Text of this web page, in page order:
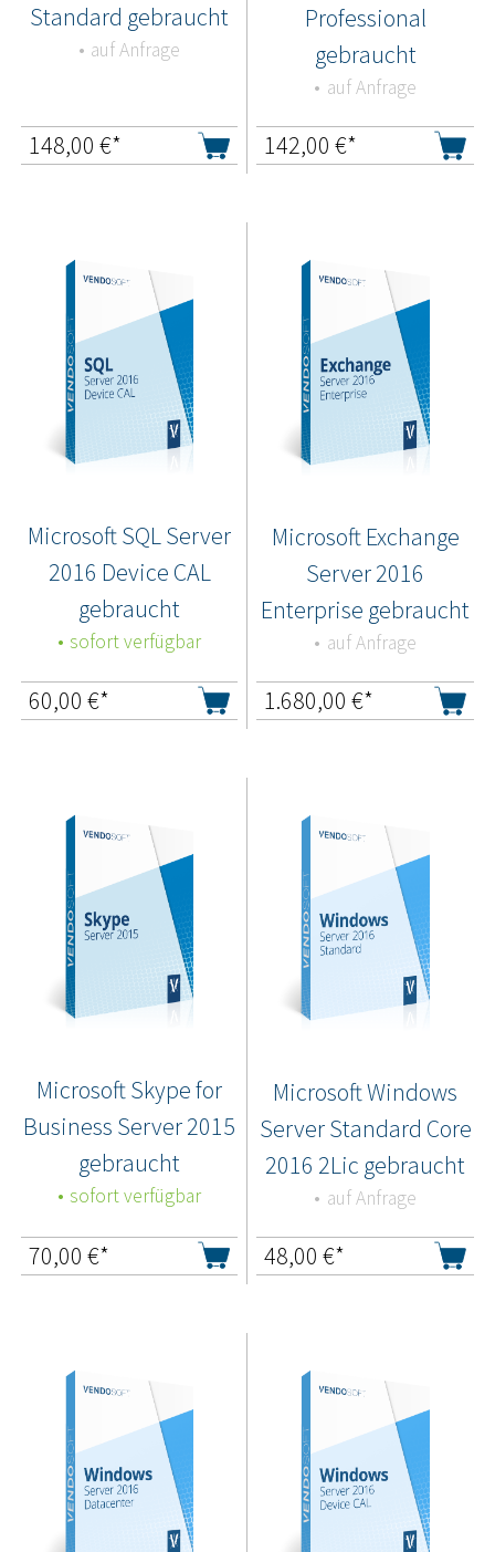
Standard gebraucht
auf Anfrage
148,00 €*
Professional
gebraucht
auf Anfrage
142,00 €*
Microsoft SQL Server
2016 Device CAL
gebraucht
sofort verfügbar
60,00 €*
Microsoft Exchange
Server 2016
Enterprise gebraucht
auf Anfrage
1.680,00 €*
Microsoft Skype for
Business Server 2015
gebraucht
sofort verfügbar
70,00 €*
Microsoft Windows
Server Standard Core
2016 2Lic gebraucht
auf Anfrage
48,00 €*